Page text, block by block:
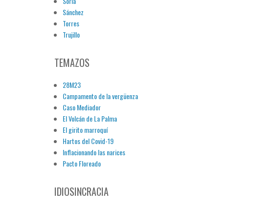
Sánchez
Torres
Trujillo
TEMAZOS
28M23
Campamento de la vergüenza
Caso Mediador
El Volcán de La Palma
El girito marroquí
Hartos del Covid-19
Inflacionando las narices
Pacto Floreado
IDIOSINCRACIA